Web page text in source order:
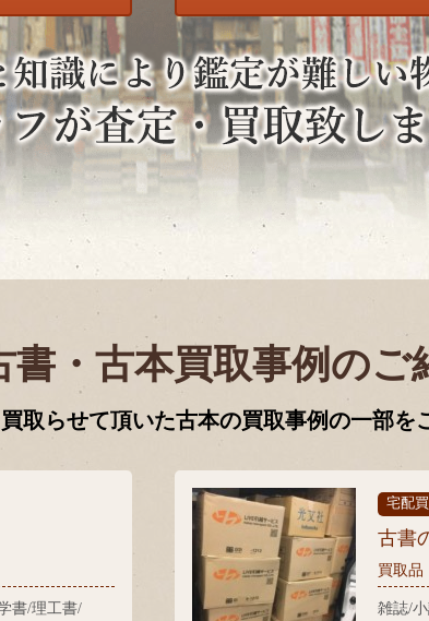
書・古本買取事例のご
取らせて頂いた古本の買取事例の一部を
書/理工書/
宅配
古書
買取品
雑誌/